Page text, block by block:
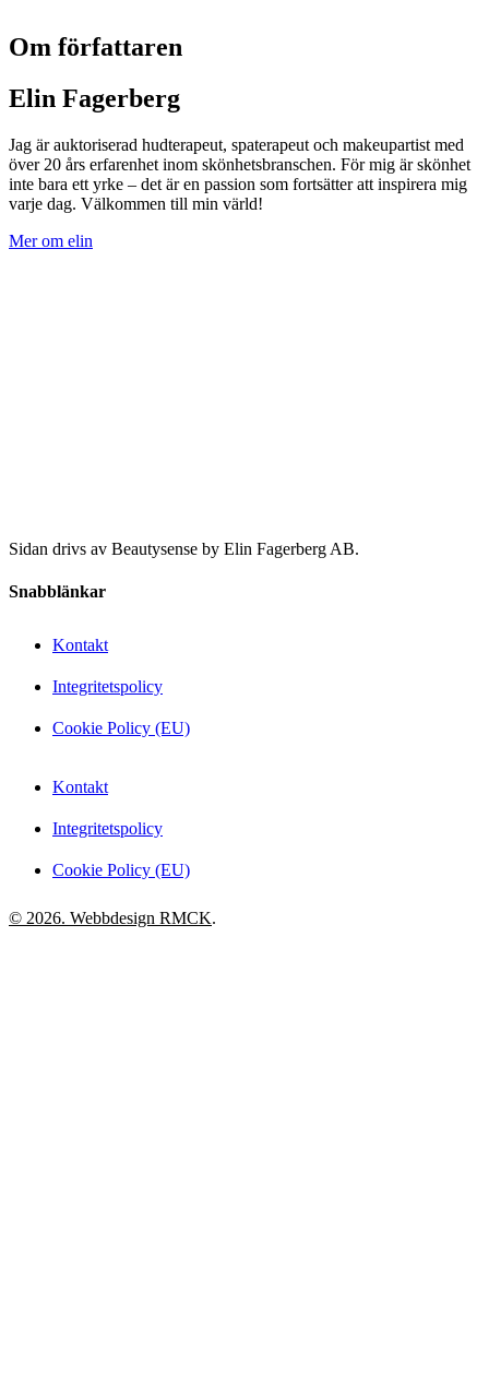
Om författaren
Elin Fagerberg
Jag är auktoriserad hudterapeut, spaterapeut och makeupartist med
över 20 års erfarenhet inom skönhetsbranschen. För mig är skönhet
inte bara ett yrke – det är en passion som fortsätter att inspirera mig
varje dag. Välkommen till min värld!
Mer om elin
Sidan drivs av Beautysense by Elin Fagerberg AB.
Snabblänkar
Kontakt
Integritetspolicy
Cookie Policy (EU)
Kontakt
Integritetspolicy
Cookie Policy (EU)
© 2026. Webbdesign RMCK.